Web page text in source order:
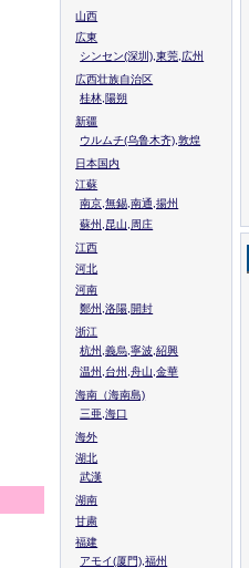
山西
広東
シンセン(深圳),東莞,広州
広西壮族自治区
桂林,陽朔
新疆
ウルムチ(乌鲁木齐),敦煌
日本国内
江蘇
南京,無錫,南通,揚州
蘇州,昆山,周庄
江西
河北
河南
鄭州,洛陽,開封
浙江
杭州,義烏,寧波,紹興
温州,台州,舟山,金華
海南（海南島)
三亜,海口
海外
湖北
武漢
湖南
甘粛
福建
アモイ(厦門),福州